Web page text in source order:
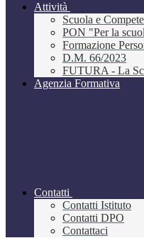
Attività
Scuola e
PON "Per la
Formazione
D.M. 66/2023
FUTURA - La
Agenzia Formativa
Contatti
Contatti Istituto
Contatti DPO
Contattaci